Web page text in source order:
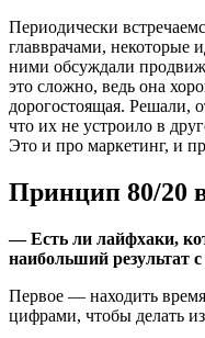
Периодически
главврачами, некоторые
ними обсуждали
это сложно, ведь она
дорогостоящая. Решали,
что их не устроило в
Это и про маркетинг, и
Принцип 80/20
— Есть ли лайфхаки,
наибольший результат
Первое — находить
цифрами, чтобы делать